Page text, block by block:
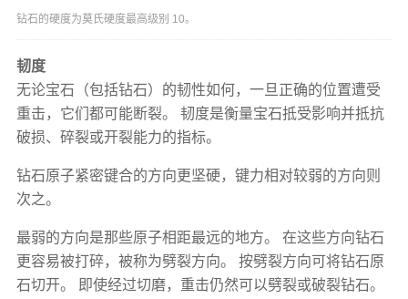
钻石的硬度为莫氏硬度最高级别 10。
韧度
无论宝石（包括钻石）的韧性如何，一旦正确的位置遭受
重击，它们都可能断裂。 韧度是衡量宝石抵受影响并抵抗
破损、碎裂或开裂能力的指标。
钻石原子紧密键合的方向更坚硬，键力相对较弱的方向则
次之。
最弱的方向是那些原子相距最远的地方。 在这些方向钻石
更容易被打碎，被称为劈裂方向。 按劈裂方向可将钻石原
石切开。 即使经过切磨，重击仍然可以劈裂或破裂钻石。